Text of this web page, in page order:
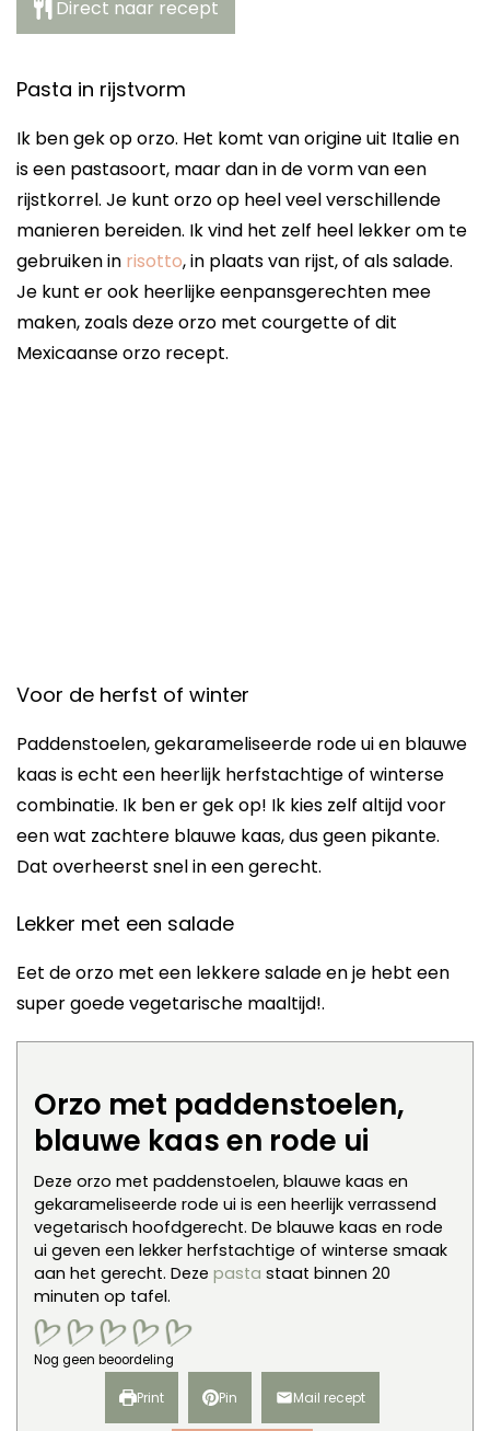
Direct naar recept
Pasta in rijstvorm
Ik ben gek op orzo. Het komt van origine uit Italie en
is een pastasoort, maar dan in de vorm van een
rijstkorrel. Je kunt orzo op heel veel verschillende
manieren bereiden. Ik vind het zelf heel lekker om te
gebruiken in risotto, in plaats van rijst, of als salade.
Je kunt er ook heerlijke eenpansgerechten mee
maken, zoals deze orzo met courgette of dit
Mexicaanse orzo recept.
Voor de herfst of winter
Paddenstoelen, gekarameliseerde rode ui en blauwe
kaas is echt een heerlijk herfstachtige of winterse
combinatie. Ik ben er gek op! Ik kies zelf altijd voor
een wat zachtere blauwe kaas, dus geen pikante.
Dat overheerst snel in een gerecht.
Lekker met een salade
Eet de orzo met een lekkere salade en je hebt een
super goede vegetarische maaltijd!.
Orzo met paddenstoelen,
blauwe kaas en rode ui
Deze orzo met paddenstoelen, blauwe kaas en
gekarameliseerde rode ui is een heerlijk verrassend
vegetarisch hoofdgerecht. De blauwe kaas en rode
ui geven een lekker herfstachtige of winterse smaak
aan het gerecht. Deze pasta staat binnen 20
minuten op tafel.
Nog geen beoordeling
Print Pin Mail recept